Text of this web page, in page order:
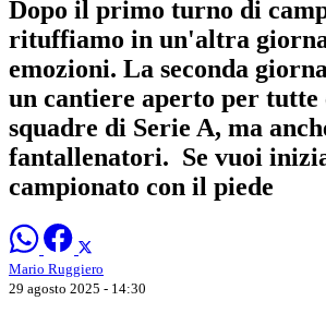
Dopo il primo turno di
rituffiamo in un'altra
emozioni. La seconda
un cantiere aperto per tutte
squadre di Serie A, ma
fantallenatori. Se vuoi
campionato con il piede
Mario Ruggiero
29 agosto 2025 - 14:30